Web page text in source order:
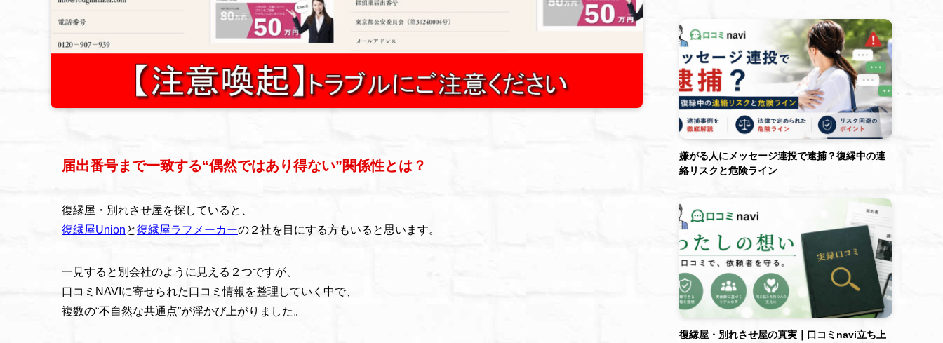
届出番号まで一致する“偶然ではあり得ない”関係性とは？
復縁屋・別れさせ屋を探していると、
復縁屋Unionと復縁屋ラフメーカーの２社を目にする方もいると思います。
一見すると別会社のように見える２つですが、
口コミNAVIに寄せられた口コミ情報を整理していく中で、
複数の“不自然な共通点”が浮かび上がりました。
嫌がる人にメッセージ連投で逮捕？復縁中の連
絡リスクと危険ライン
復縁屋・別れさせ屋の真実｜口コミnavi立ち上